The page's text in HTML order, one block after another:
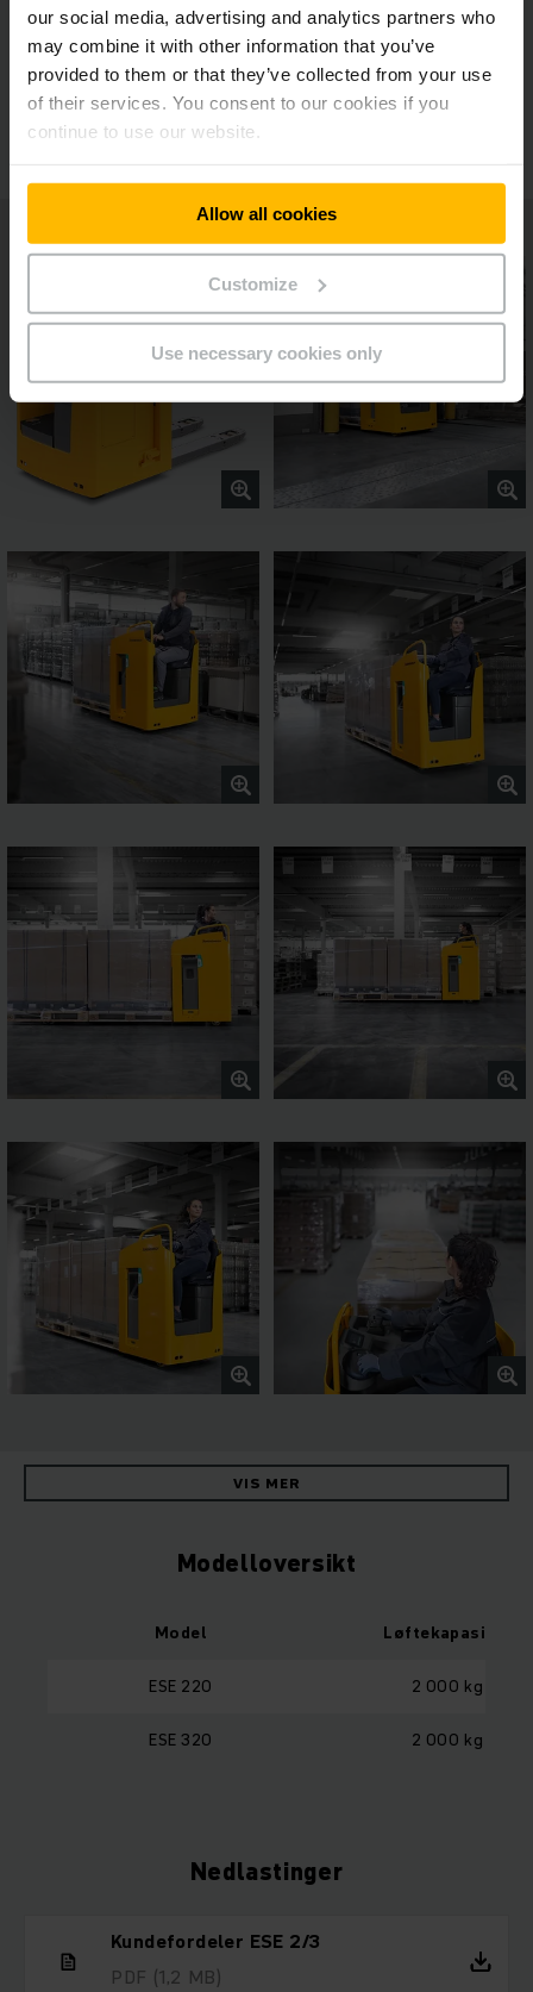
our social media, advertising and analytics partners who
may combine it with other information that you’ve
provided to them or that they’ve collected from your use
of their services. You consent to our cookies if you
continue to use our website.
Allow all cookies
Customize
Use necessary cookies only
Maksimal komfort
Tilleggsutstyr
VIS MER
Modelloversikt
Model Løftekapasitet
ESE 220 2 000 kg
ESE 320 2 000 kg
Nedlastinger
Kundefordeler ESE 2/3
PDF (1,2 MB)